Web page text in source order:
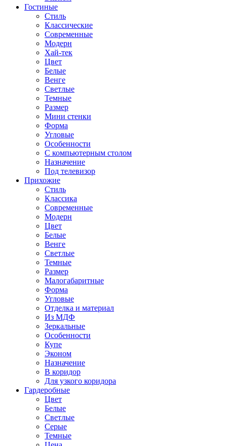
Гостиные
Стиль
Классические
Современные
Модерн
Хай-тек
Цвет
Белые
Венге
Светлые
Темные
Размер
Мини стенки
Форма
Угловые
Особенности
С компьютерным столом
Назначение
Под телевизор
Прихожие
Стиль
Классика
Современные
Модерн
Цвет
Белые
Венге
Светлые
Темные
Размер
Малогабаритные
Форма
Угловые
Отделка и материал
Из МДФ
Зеркальные
Особенности
Купе
Эконом
Назначение
В коридор
Для узкого коридора
Гардеробные
Цвет
Белые
Светлые
Серые
Темные